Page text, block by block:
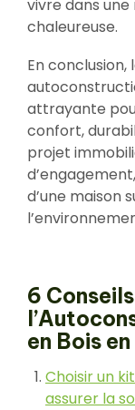
vivre dans
chaleureuse.
En conclusion,
attrayante
confort,
projet
d’une maison
6
en Bois
Choisir un
assurer la